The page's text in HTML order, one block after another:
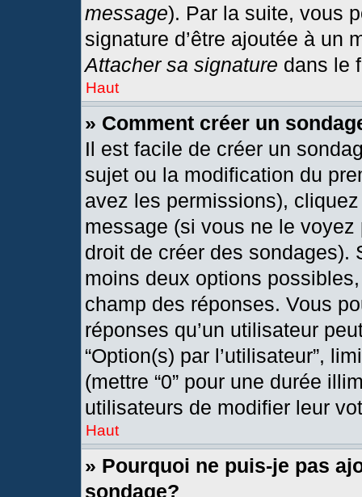
message). Par la suite, vous
signature d’être ajoutée à un
Attacher sa signature dans le
Haut
» Comment créer un
Il est facile de créer un
sujet ou la modification du
avez les permissions),
message (si vous ne le
droit de créer des sondages).
moins deux options
champ des réponses. Vous
réponses qu’un utilisateur
“Option(s) par l’utilisateur”,
(mettre “0” pour une durée
utilisateurs de modifier leur
Haut
» Pourquoi ne puis-je pas
sondage?